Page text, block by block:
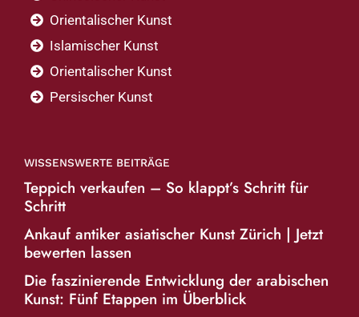
Orientalischer Kunst
Islamischer Kunst
Orientalischer Kunst
Persischer Kunst
WISSENSWERTE BEITRÄGE
Teppich verkaufen – So klappt’s Schritt für
Schritt
Ankauf antiker asiatischer Kunst Zürich | Jetzt
bewerten lassen
Die faszinierende Entwicklung der arabischen
Kunst: Fünf Etappen im Überblick